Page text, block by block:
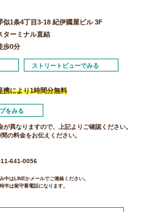
似1条4丁目3-18 紀伊國屋ビル 3F
ターミナル直結
歩0分
ストリートビューでみる
携により1時間分無料
をみる
異なりますので、上記よりご確認ください。
の料金をお伝えください。
中はLINEかメールでご連絡ください。
半は留守番電話になります。